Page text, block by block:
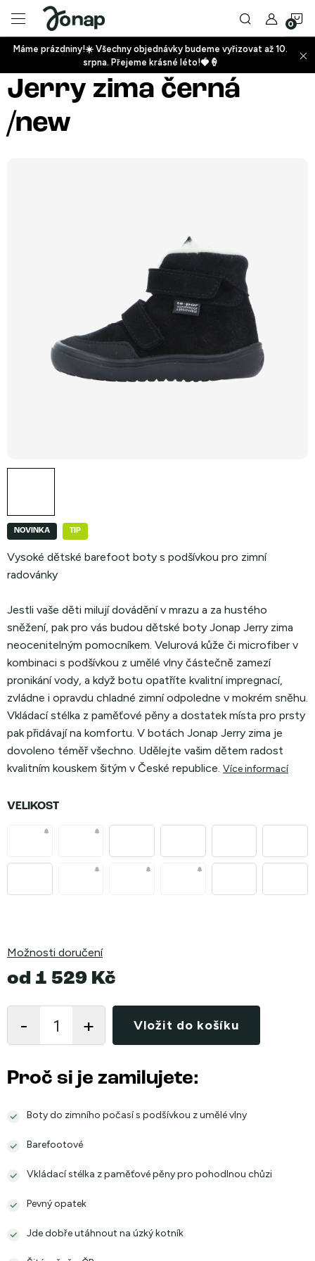
obsah
+
Máme prázdniny!☀️ Všechny objednávky budeme vyřizovat až 10.
srpna. Přejeme krásné léto!🍓🍦
Jerry zima černá
/new
NOVINKA TIP
Vysoké dětské barefoot boty s podšívkou pro zimní
radovánky
Jestli vaše děti milují dovádění v mrazu a za hustého
sněžení, pak pro vás budou dětské boty Jonap Jerry zima
neocenitelným pomocníkem. Velurová kůže či microfiber v
kombinaci s podšívkou z umělé vlny částečně zamezí
pronikání vody, a když botu opatříte kvalitní impregnací,
zvládne i opravdu chladné zimní odpoledne v mokrém sněhu.
Vkládací stélka z paměťové pěny a dostatek místa pro prsty
pak přidávají na komfortu. V botách Jonap Jerry zima je
dovoleno téměř všechno. Udělejte vašim dětem radost
kvalitním kouskem šitým v České republice. Více informací
VELIKOST
Možnosti doručení
od 1 529 Kč
cena:
Vložit do košíku
Proč si je zamilujete:
Boty do zimního počasí s podšívkou z umělé vlny
Barefootové
Vkládací stélka z paměťové pěny pro pohodlnou chůzi
Pevný opatek
Jde dobře utáhnout na úzký kotník